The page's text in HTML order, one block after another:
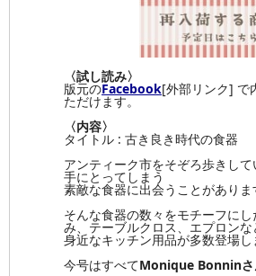
〈試し読み〉
版元のFacebook[外部リンク] で
ただけます。
〈内容〉
タイトル : 古き良き時代の食器
アンティーク市をそぞろ歩きし
手にとってしまう
素敵な食器に出会うことがありま
そんな食器の数々をモチーフに
み、テーブルクロス、エプロンな
身近なキッチン用品が多数登場し
今号はすべてMonique Bonninさ